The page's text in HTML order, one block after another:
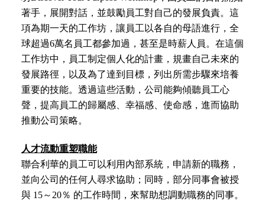
著手，展開對話，並鼓勵員工對自己的發展負責。這
項為期一天的工作坊，讓員工以各自的母語進行，全
球超過6萬名員工都參加過，甚至是時薪人員。在這個
工作坊中，員工制定個人化的計畫，規畫自己未來的
發展路徑，以及為了達到目標，列出所需步驟來培養
重要的技能。透過這些活動，公司能夠傾聽員工心
聲，提高員工的歸屬感、幸福感、使命感，進而協助
推動公司策略。
人才流動重塑職能
聯合利華的員工可以利用內部系統，申請新的職務，
並向公司的任何人尋求協助；同時，部分同事會被授
與 15～20％ 的工作時間，來幫助想調動職務的同事。